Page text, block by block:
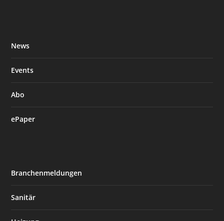
News
Events
Abo
ePaper
Branchenmeldungen
Sanitär